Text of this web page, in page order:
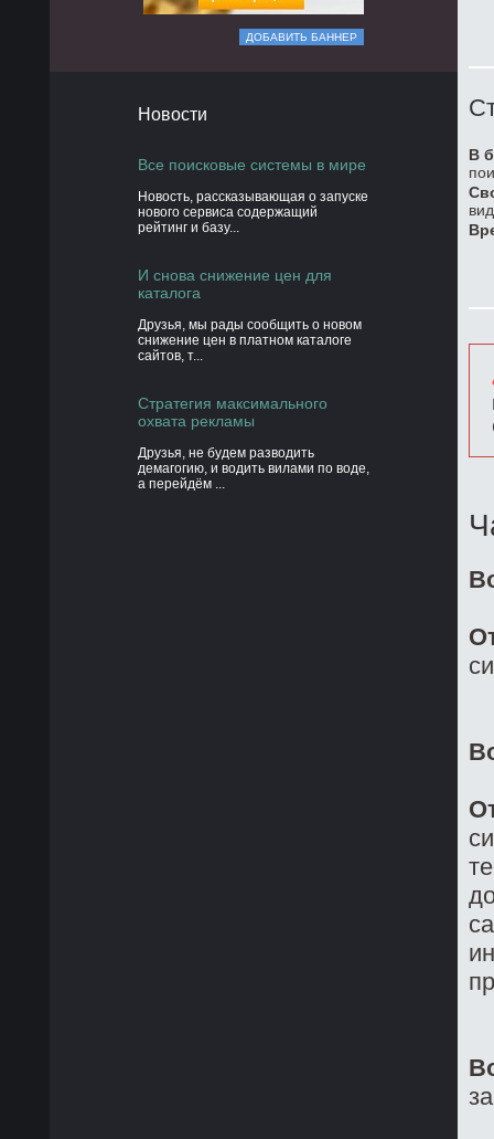
ДОБАВИТЬ БАННЕР
Новости
Все поисковые системы в мире
Новость, рассказывающая о запуске
нового сервиса содержащий
рейтинг и базу...
И снова снижение цен для
каталога
Друзья, мы рады сообщить о новом
снижение цен в платном каталоге
сайтов, т...
Стратегия максимального
охвата рекламы
Друзья, не будем разводить
демагогию, и водить вилами по воде,
а перейдём ...
В